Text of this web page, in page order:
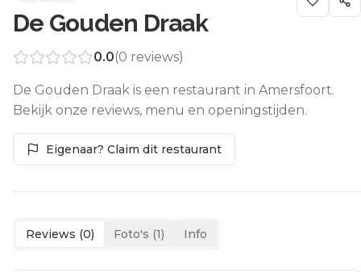
De Gouden Draak
0.0(0 reviews)
De Gouden Draak is een restaurant in Amersfoort.
Bekijk onze reviews, menu en openingstijden.
Eigenaar? Claim dit restaurant
Reviews (0) Foto's (1) Info